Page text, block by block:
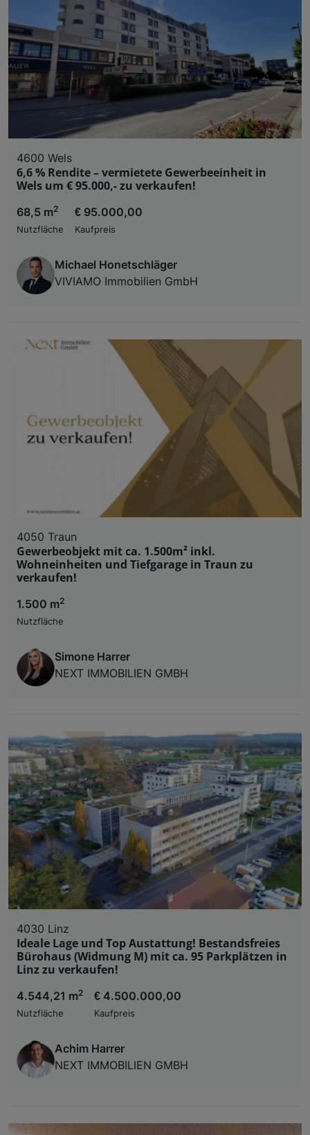
4600 Wels
6,6 % Rendite – vermietete Gewerbeeinheit in
Wels um € 95.000,- zu verkaufen!
68,5 m2
Nutzfläche
€ 95.000,00
Kaufpreis
Michael Honetschläger
VIVIAMO Immobilien GmbH
4050 Traun
Gewerbeobjekt mit ca. 1.500m² inkl.
Wohneinheiten und Tiefgarage in Traun zu
verkaufen!
1.500 m2
Nutzfläche
Simone Harrer
NEXT IMMOBILIEN GMBH
4030 Linz
Ideale Lage und Top Austattung! Bestandsfreies
Bürohaus (Widmung M) mit ca. 95 Parkplätzen in
Linz zu verkaufen!
4.544,21 m2
Nutzfläche
€ 4.500.000,00
Kaufpreis
Achim Harrer
NEXT IMMOBILIEN GMBH